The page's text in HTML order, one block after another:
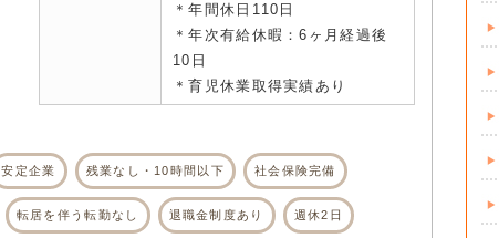
＊年間休日110日
＊年次有給休暇：6ヶ月経過後
10日
＊育児休業取得実績あり
安定企業 残業なし・10時間以下 社会保険完備
転居を伴う転勤なし 退職金制度あり 週休2日